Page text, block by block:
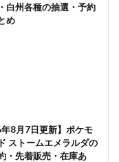
白州各種の抽選・予約
め
年8月7日更新】ポケモ
ストームエメラルダの
・先着販売・在庫あ